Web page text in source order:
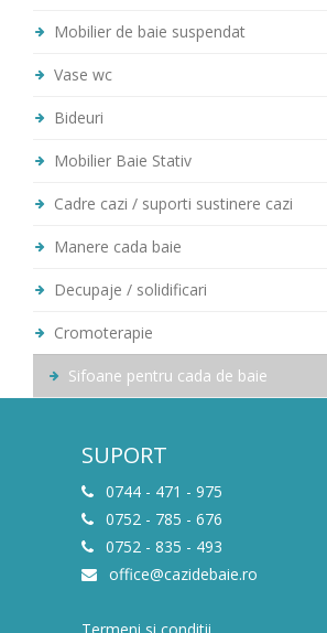
Mobilier de baie suspendat
Vase wc
Bideuri
Mobilier Baie Stativ
Cadre cazi / suporti sustinere cazi
Manere cada baie
Decupaje / solidificari
Cromoterapie
Sifoane pentru cada de baie
SUPORT
0744 - 471 - 975
0752 - 785 - 676
0752 - 835 - 493
office@cazidebaie.ro